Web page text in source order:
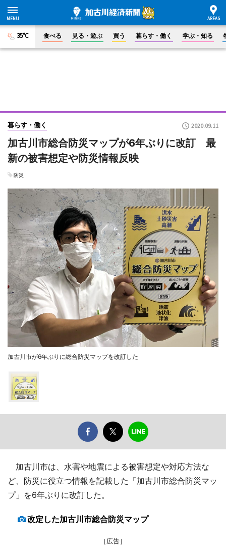
35°C 食べる 見る・遊ぶ 買う 暮らす・働く 学ぶ・知る
暮らす・働く 2020.09.11
加古川市総合防災マップが6年ぶりに改訂 最
新の被害想定や防災情報反映
防災
加古川市が6年ぶりに総合防災マップを改訂した
加古川市は、水害や地震による被害想定や対応方法な
ど、防災に役立つ情報を記載した「加古川市総合防災マッ
プ」を6年ぶりに改訂した。
改定した加古川市総合防災マップ
［広告］